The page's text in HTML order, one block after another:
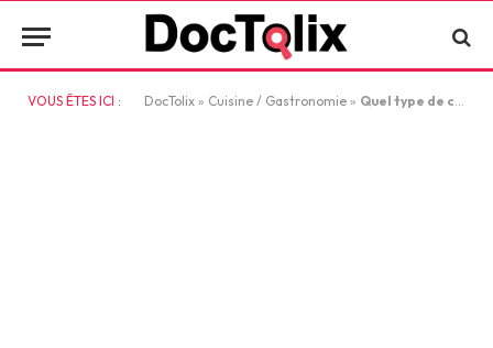
VOUS ÊTES ICI : DocTolix » Cuisine / Gastronomie » Quel type de chocolat choisir pour un mariage réussi avec votre café ?